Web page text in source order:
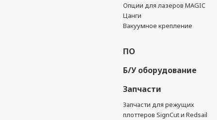
Опции для лазеров MAGIC
Цанги
Вакуумное крепление
ПО
Б/У оборудование
Запчасти
Запчасти для режущих
плоттеров SignCut и Redsail